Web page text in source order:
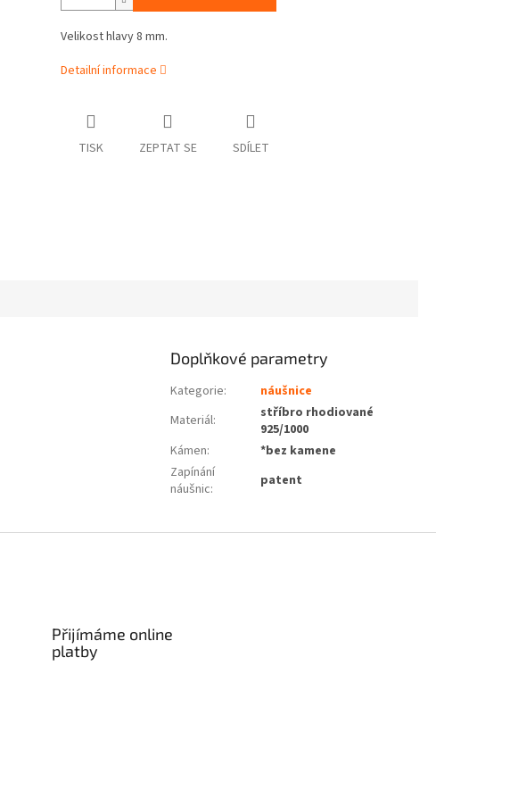
Velikost hlavy 8 mm.
Detailní informace
TISK ZEPTAT SE SDÍLET
Doplňkové parametry
Kategorie:
náušnice
Materiál:
stříbro rhodiované
925/1000
Kámen:
*bez kamene
Zapínání
náušnic: patent
Přijímáme online
platby